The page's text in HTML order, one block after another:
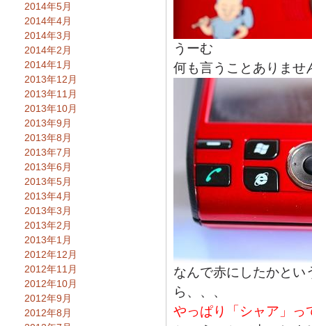
うーむ
何も言うことありませ
なんで赤にしたかとい
ら、、、
やっぱり「シャア」っ
2014年5月
2014年4月
2014年3月
2014年2月
2014年1月
2013年12月
2013年11月
2013年10月
2013年9月
2013年8月
2013年7月
2013年6月
2013年5月
2013年4月
2013年3月
2013年2月
2013年1月
2012年12月
2012年11月
2012年10月
2012年9月
2012年8月